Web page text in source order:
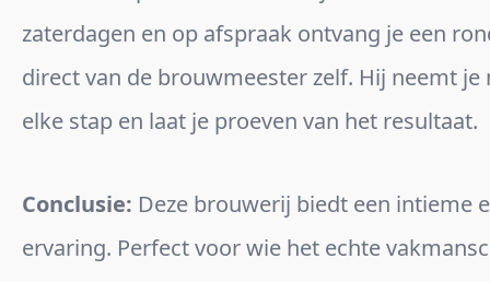
zaterdagen en op afspraak ontvang je een
direct van de brouwmeester zelf. Hij neemt je
elke stap en laat je proeven van het resultaat.
Conclusie: Deze brouwerij biedt een intieme
ervaring. Perfect voor wie het echte